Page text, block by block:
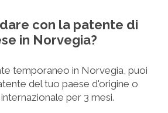
con la patente di
in Norvegia?
temporaneo in Norvegia, puoi
del tuo paese d'origine o
per 3 mesi.